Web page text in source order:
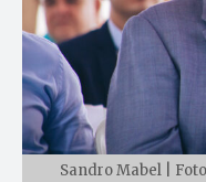
Sandro Mabel |